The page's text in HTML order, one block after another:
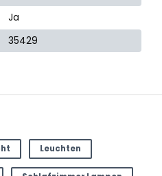
Ja
35429
Leuchten